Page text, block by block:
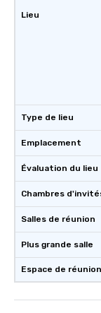
Lieu
Type de lieu
Emplacement
Évaluation du lieu
Chambres
Salles de réunion
Plus grande salle
Espace de réunion